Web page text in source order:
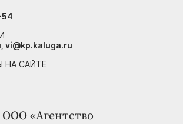
ООО «Агентство
vi@kp.kaluga.ru
НА САЙТЕ